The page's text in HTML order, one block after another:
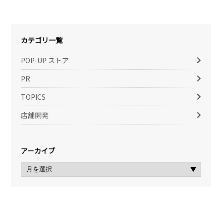
カテゴリ一覧
POP-UP ストア
PR
TOPICS
店舗開発
アーカイブ